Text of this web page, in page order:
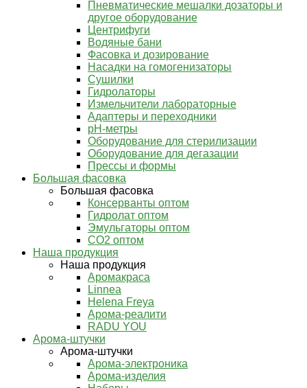
Пневматические мешалки дозаторы и
другое оборудование
Центрифуги
Водяные бани
Фасовка и дозирование
Насадки на гомогенизаторы
Сушилки
Гидролаторы
Измельчители лабораторные
Адаптеры и переходники
pH-метры
Оборудование для стерилизации
Оборудование для дегазации
Прессы и формы
Большая фасовка
Большая фасовка
Консерванты оптом
Гидролат оптом
Эмульгаторы оптом
СО2 оптом
Наша продукция
Наша продукция
Аромакраса
Linnea
Helena Freya
Арома-реалити
RADU YOU
Арома-штучки
Арома-штучки
Арома-электроника
Арома-изделия